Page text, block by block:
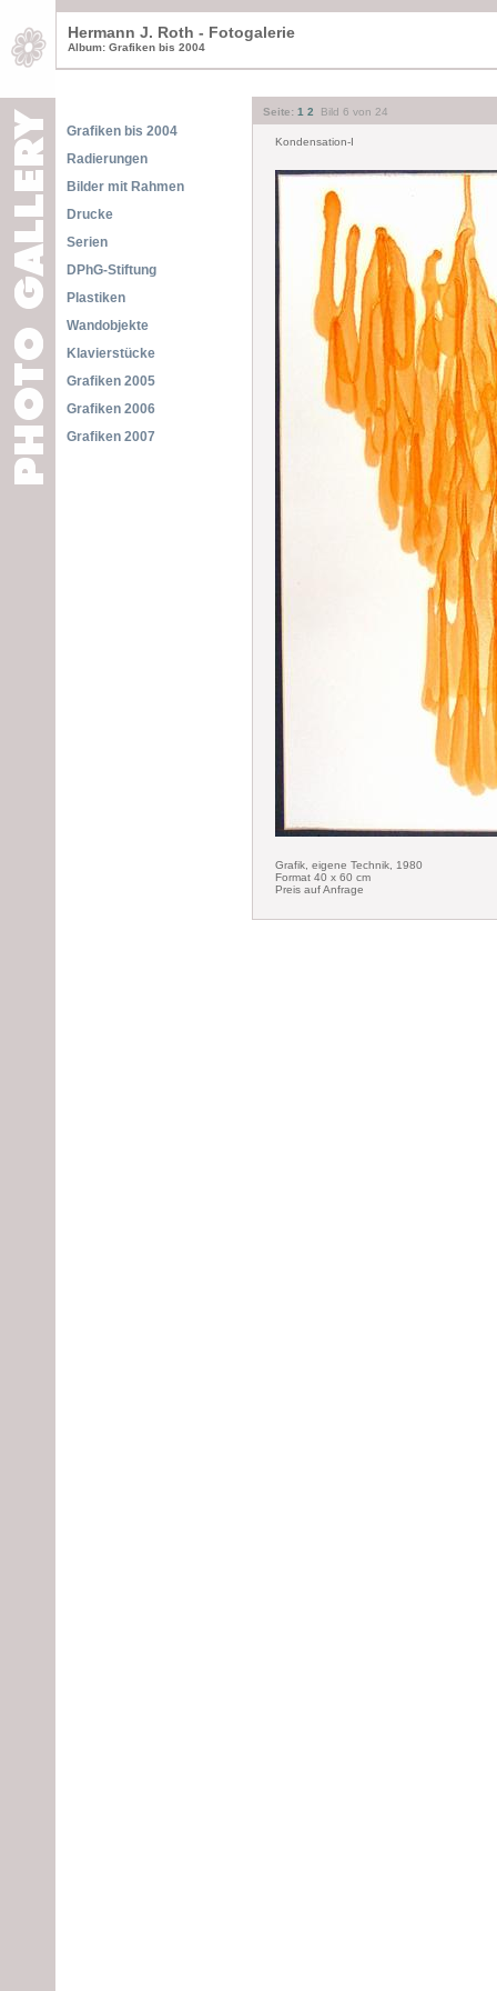
Hermann J. Roth - Fotogalerie
Album: Grafiken bis 2004
Seite: 1 2 Bild 6 von 24
Grafiken bis 2004
Radierungen
Bilder mit Rahmen
Drucke
Serien
DPhG-Stiftung
Plastiken
Wandobjekte
Klavierstücke
Grafiken 2005
Grafiken 2006
Grafiken 2007
Kondensation-I
Grafik, eigene Technik, 1980
Format 40 x 60 cm
Preis auf Anfrage